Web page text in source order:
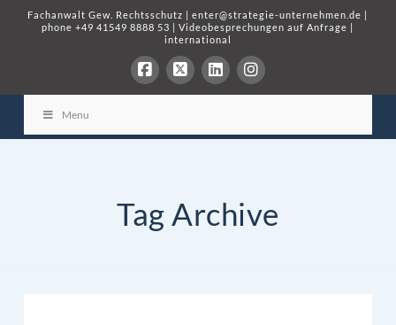
Fachanwalt Gew. Rechtsschutz |enter@strategie-unternehmen.de |
phone+49 41549 8888 53 |Videobesprechungen auf Anfrage |
international
Menu
Tag Archive